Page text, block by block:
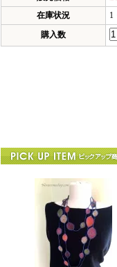
在庫状況
1
購入数